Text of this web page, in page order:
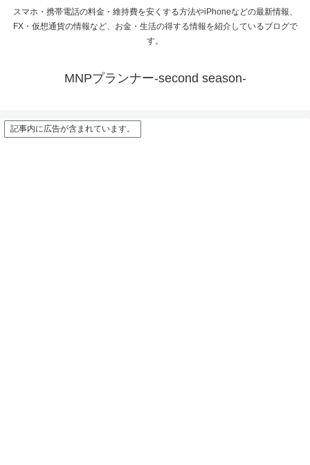
スマホ・携帯電話の料金・維持費を安くする方法やiPhoneなどの最新情報、
FX・仮想通貨の情報など、お金・生活の得する情報を紹介しているブログで
す。
MNPプランナー-second season-
記事内に広告が含まれています。